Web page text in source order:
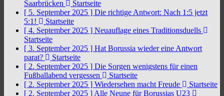
Saarbrücken
Startseite
[ 5. September 2025 ] Die richtige Antwort: Nach 1:5 jetzt
5:1!
Startseite
[ 4. September 2025 ] Neuauflage eines Traditionsduells
Startseite
[ 3. September 2025 ] Hat Borussia wieder eine Antwort
parat?
Startseite
[ 2. September 2025 ] Die Sorgen wenigstens für einen
Fußballabend vergessen
Startseite
[ 2. September 2025 ] Wiedersehen macht Freude
Startseite
[ 2. September 2025 ] Alle Neune für Borussias U23